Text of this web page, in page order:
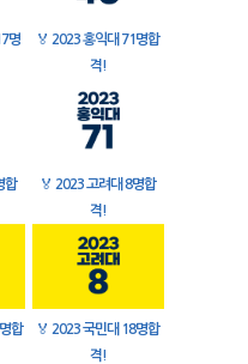
명
🏅 2023 홍익대 71명합
격!
합
🏅 2023 고려대 8명합
격!
합
🏅 2023 국민대 18명합
격!